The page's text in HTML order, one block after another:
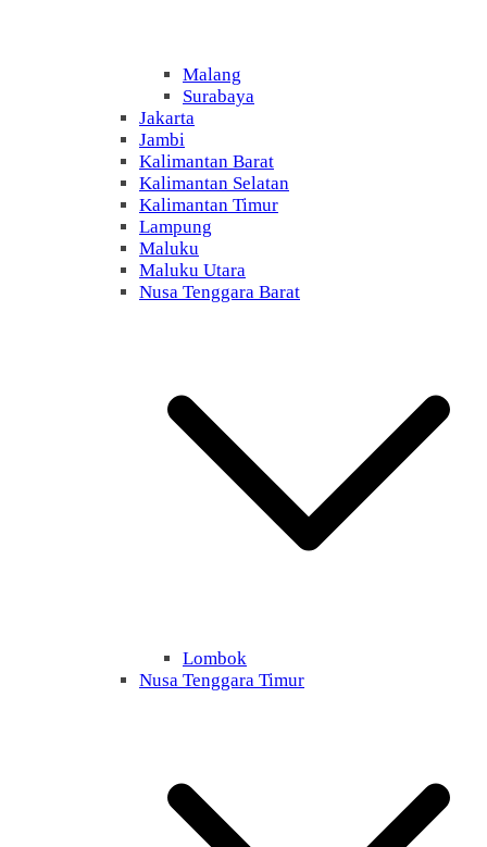
Malang
Surabaya
Jakarta
Jambi
Kalimantan Barat
Kalimantan Selatan
Kalimantan Timur
Lampung
Maluku
Maluku Utara
Nusa Tenggara Barat
Lombok
Nusa Tenggara Timur